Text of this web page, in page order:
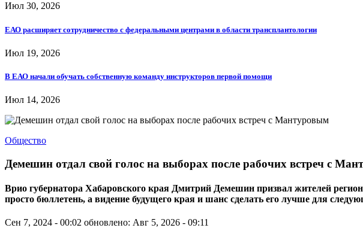
Июл 30, 2026
ЕАО расширяет сотрудничество с федеральными центрами в области трансплантологии
Июл 19, 2026
В ЕАО начали обучать собственную команду инструкторов первой помощи
Июл 14, 2026
Общество
Демешин отдал свой голос на выборах после рабочих встреч с
Врио губернатора Хабаровского края Дмитрий Демешин призвал жителей
просто бюллетень, а видение будущего края и шанс сделать его лучше для
Сен 7, 2024 - 00:02 обновлено: Авг 5, 2026 - 09:11